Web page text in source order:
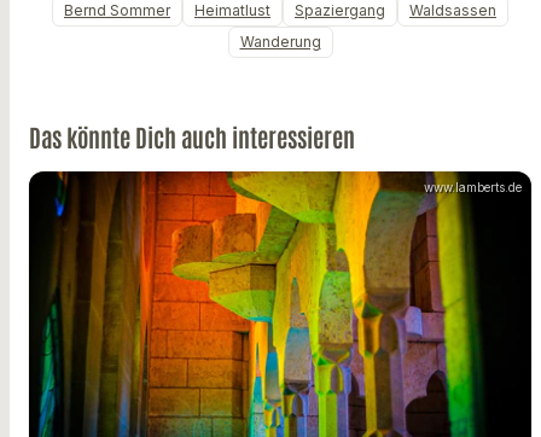
Bernd Sommer Heimatlust Spaziergang
Waldsassen
Wanderung
Das könnte Dich auch interessieren
www.lamberts.de